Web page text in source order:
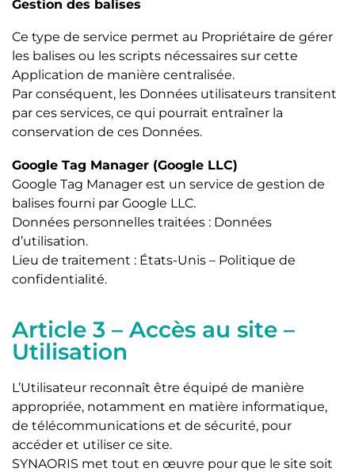
Gestion des balises
Ce type de service permet au Propriétaire de gérer
les balises ou les scripts nécessaires sur cette
Application de manière centralisée.
Par conséquent, les Données utilisateurs transitent
par ces services, ce qui pourrait entraîner la
conservation de ces Données.
Google Tag Manager (Google LLC)
Google Tag Manager est un service de gestion de
balises fourni par Google LLC.
Données personnelles traitées : Données
d’utilisation.
Lieu de traitement : États-Unis – Politique de
confidentialité.
Article 3 – Accès au site –
Utilisation
L’Utilisateur reconnaît être équipé de manière
appropriée, notamment en matière informatique,
de télécommunications et de sécurité, pour
accéder et utiliser ce site.
SYNAORIS met tout en œuvre pour que le site soit